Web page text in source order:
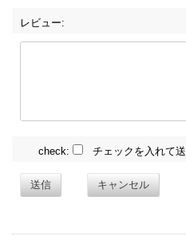
レビュー:
check: チェックを入れて送
送信 キャンセル